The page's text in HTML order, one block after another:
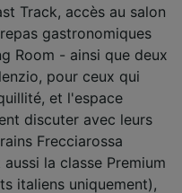
Track, accès au salon
gastronomiques
Room - ainsi que deux
pour ceux qui
et l'espace
discuter avec leurs
Frecciarossa
la classe Premium
italiens uniquement),